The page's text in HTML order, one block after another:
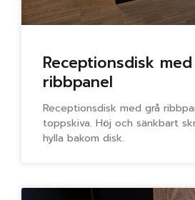
Receptionsdisk
ribbpanel
Receptionsdisk med grå
toppskiva. Höj och sänkbart
hylla bakom disk.